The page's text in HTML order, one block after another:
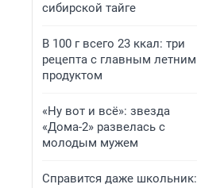
сибирской тайге
В 100 г всего 23 ккал: три
рецепта с главным летним
продуктом
«Ну вот и всё»: звезда
«Дома-2» развелась с
молодым мужем
Справится даже школьник: